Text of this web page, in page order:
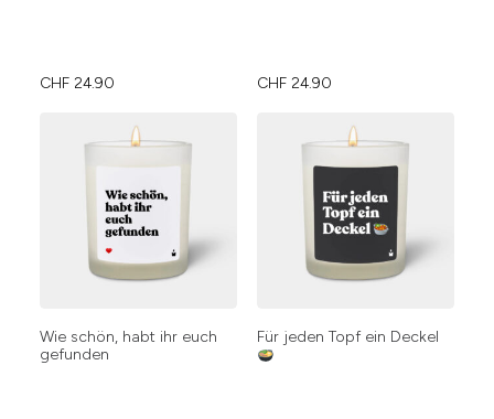
CHF 24.90 CHF 24.90
Wie schön, habt ihr euch
gefunden
Für jeden Topf ein Deckel